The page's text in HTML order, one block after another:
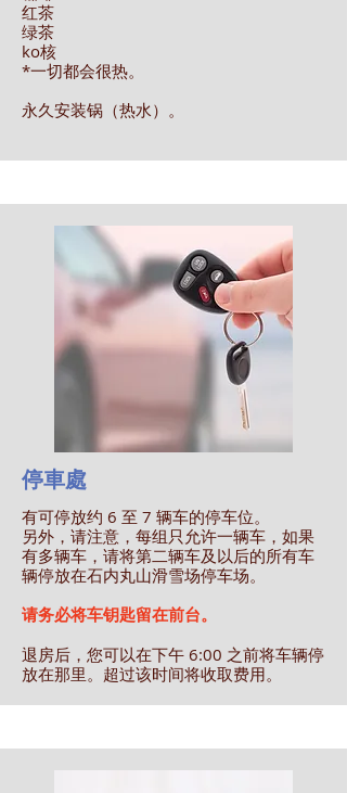
红茶
绿茶
​ko核
*一切都会很热。
​永久安装锅（热水）。
停車處
有可停放约 6 至 7 辆车的停车位。
另外，请注意，每组只允许一辆车，如果
有多辆车，请将第二辆车及以后的所有车
辆停放在石内丸山滑雪场停车场。
请务必将车钥匙留在前台。
退房后，您可以在下午 6:00 之前将车辆停
放在那里。超过该时间将收取费用。